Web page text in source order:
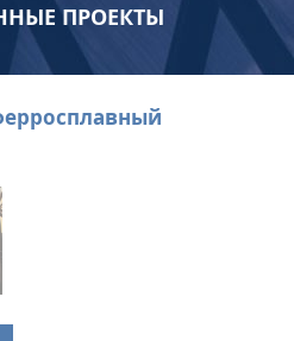
ПРОЕКТЫ